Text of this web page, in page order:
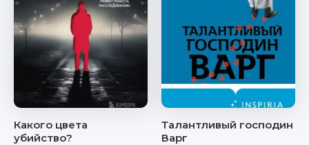
Какого цвета
убийство?
Талантливый господин
Варг